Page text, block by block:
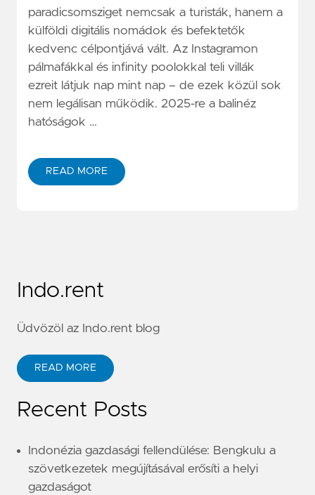
paradicsomsziget nemcsak a turisták, hanem a
külföldi digitális nomádok és befektetők
kedvenc célpontjává vált. Az Instagramon
pálmafákkal és infinity poolokkal teli villák
ezreit látjuk nap mint nap – de ezek közül sok
nem legálisan működik. 2025-re a balinéz
hatóságok …
READ MORE
Indo.rent
Üdvözöl az Indo.rent blog
READ MORE
Recent Posts
Indonézia gazdasági fellendülése: Bengkulu a
szövetkezetek megújításával erősíti a helyi
gazdaságot